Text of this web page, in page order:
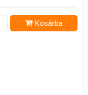
Kosárba